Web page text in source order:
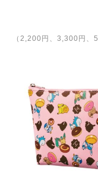
（2,200円、3,300円、